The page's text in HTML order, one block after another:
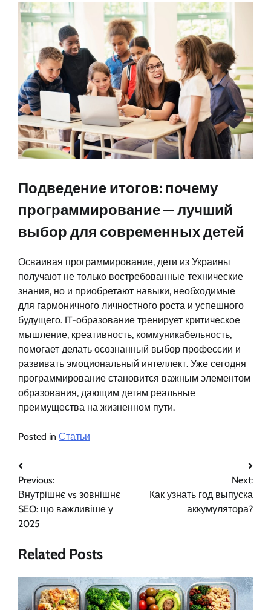
Подведение итогов: почему
программирование — лучший
выбор для современных детей
Осваивая программирование, дети из Украины
получают не только востребованные технические
знания, но и приобретают навыки, необходимые
для гармоничного личностного роста и успешного
будущего. IT-образование тренирует критическое
мышление, креативность, коммуникабельность,
помогает делать осознанный выбор профессии и
развивать эмоциональный интеллект. Уже сегодня
программирование становится важным элементом
образования, дающим детям реальные
преимущества на жизненном пути.
Posted in Статьи
Навигация
по
записям
Previous:
Внутрішнє vs зовнішнє
SEO: що важливіше у
2025
Next:
Как узнать год выпуска
аккумулятора?
Related Posts